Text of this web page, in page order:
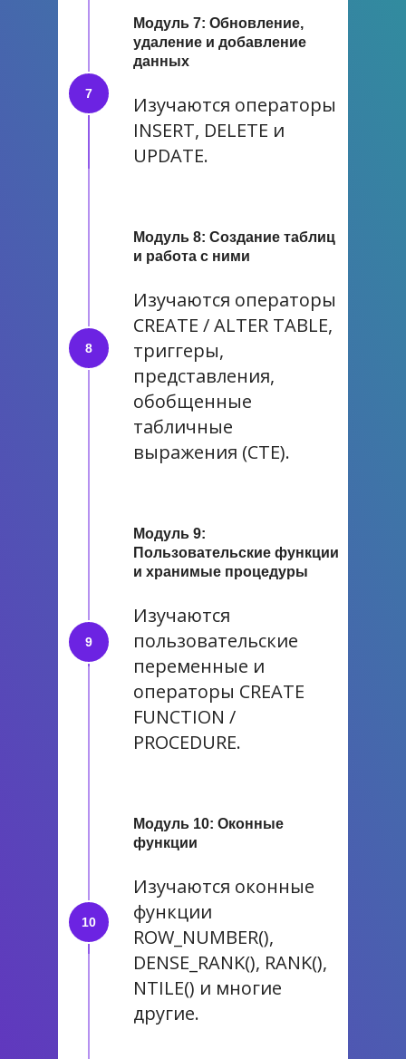
Модуль 7: Обновление,
удаление и добавление
данных
Изучаются операторы
INSERT, DELETE и
UPDATE.
Модуль 8: Создание таблиц
и работа с ними
Изучаются операторы
CREATE / ALTER TABLE,
триггеры,
представления,
обобщенные
табличные
выражения (CTE).
Модуль 9:
Пользовательские функции
и хранимые процедуры
Изучаются
пользовательские
переменные и
операторы CREATE
FUNCTION /
PROCEDURE.
Модуль 10: Оконные
функции
Изучаются оконные
функции
ROW_NUMBER(),
DENSE_RANK(), RANK(),
NTILE() и многие
другие.